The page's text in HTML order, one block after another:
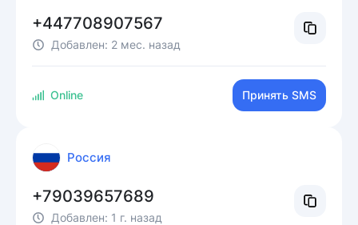
+447708907567
Добавлен: 2 мес. назад
Online Принять SMS
Россия
+79039657689
Добавлен: 1 г. назад